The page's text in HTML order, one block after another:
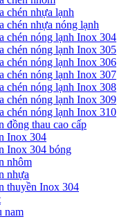
chén nhựa lạnh
chén nhựa nóng lạnh
chén nóng lạnh Inox 304
chén nóng lạnh Inox 305
chén nóng lạnh Inox 306
chén nóng lạnh Inox 307
chén nóng lạnh Inox 308
chén nóng lạnh Inox 309
chén nóng lạnh Inox 310
đồng thau cao cấp
Inox 304
Inox 304 bóng
nhôm
nhựa
thuyền Inox 304
nam